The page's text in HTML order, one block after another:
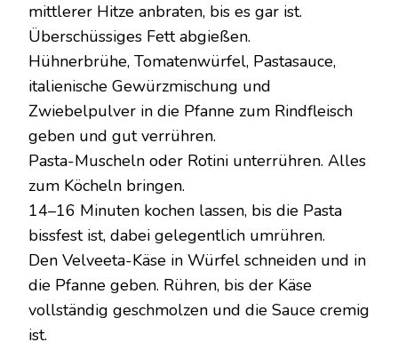
mittlerer Hitze anbraten, bis es gar ist.
Überschüssiges Fett abgießen.
Hühnerbrühe, Tomatenwürfel, Pastasauce,
italienische Gewürzmischung und
Zwiebelpulver in die Pfanne zum Rindfleisch
geben und gut verrühren.
Pasta-Muscheln oder Rotini unterrühren. Alles
zum Köcheln bringen.
14–16 Minuten kochen lassen, bis die Pasta
bissfest ist, dabei gelegentlich umrühren.
Den Velveeta-Käse in Würfel schneiden und in
die Pfanne geben. Rühren, bis der Käse
vollständig geschmolzen und die Sauce cremig
ist.